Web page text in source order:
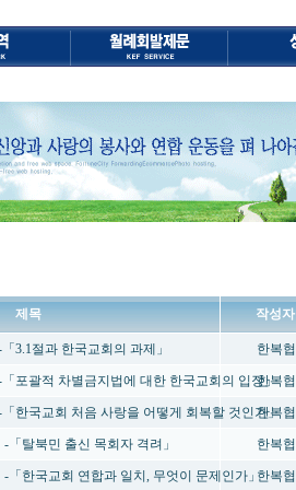
제목 작성자
3.1절과 한국교회의 과제」 한복협
포괄적 차별금지법에 대한 한국교회의 입장」한복협
한국교회 처음 사랑을 어떻게 회복할 것인가」
한복협
「탈북민 출신 목회자 격려」 한복협
-「한국교회 연합과 일치, 무엇이 문제인가」한복협